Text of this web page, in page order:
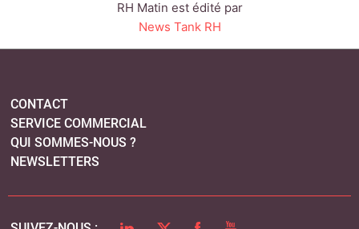
RH Matin est édité par
News Tank RH
CONTACT
SERVICE COMMERCIAL
QUI SOMMES-NOUS ?
NEWSLETTERS